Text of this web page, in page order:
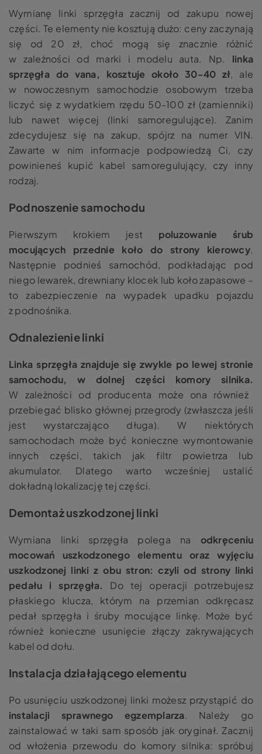
Wymianę linki sprzęgła zacznij od zakupu nowej
części. Te elementy nie kosztują dużo: ceny zaczynają
się od 20 zł, choć mogą się znacznie różnić
w zależności od marki i modelu auta. Np. linka
sprzęgła do vana, kosztuje około 30-40 zł, ale
w nowoczesnym samochodzie osobowym trzeba
liczyć się z wydatkiem rzędu 50-100 zł (zamienniki)
lub nawet więcej (linki samoregulujące). Zanim
zdecydujesz się na zakup, spójrz na numer VIN.
Zawarte w nim informacje podpowiedzą Ci, czy
powinieneś kupić kabel samoregulujący, czy inny
rodzaj.
Podnoszenie samochodu
Pierwszym krokiem jest poluzowanie śrub
mocujących przednie koło do strony kierowcy.
Następnie podnieś samochód, podkładając pod
niego lewarek, drewniany klocek lub koło zapasowe –
to zabezpieczenie na wypadek upadku pojazdu
z podnośnika.
Odnalezienie linki
Linka sprzęgła znajduje się zwykle po lewej stronie
samochodu, w dolnej części komory silnika.
W zależności od producenta może ona również
przebiegać blisko głównej przegrody (zwłaszcza jeśli
jest wystarczająco długa). W niektórych
samochodach może być konieczne wymontowanie
innych części, takich jak filtr powietrza lub
akumulator. Dlatego warto wcześniej ustalić
dokładną lokalizację tej części.
Demontaż uszkodzonej linki
Wymiana linki sprzęgła polega na odkręceniu
mocowań uszkodzonego elementu oraz wyjęciu
uszkodzonej linki z obu stron: czyli od strony linki
pedału i sprzęgła.
Do tej operacji potrzebujesz
płaskiego klucza, którym na przemian odkręcasz
pedał sprzęgła i śruby mocujące linkę. Może być
również konieczne usunięcie złączy zakrywających
kabel od dołu.
Instalacja działającego elementu
Po usunięciu uszkodzonej linki możesz przystąpić do
instalacji sprawnego egzemplarza. Należy go
zainstalować w taki sam sposób jak oryginał. Zacznij
od włożenia przewodu do komory silnika: spróbuj